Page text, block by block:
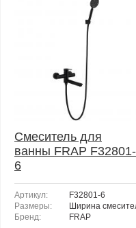
Смеситель для
ванны FRAP F32801-
6
Артикул:
F32801-6
Размеры:
Ширина
Бренд:
FRAP